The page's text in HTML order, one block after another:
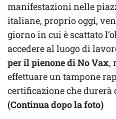
manifestazioni nelle
italiane, proprio oggi,
giorno in cui è scattato
accedere al luogo di
per il pienone di No Vax,
effettuare un tampone
certificazione che durerà
(Continua dopo la foto)